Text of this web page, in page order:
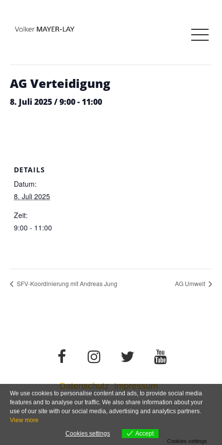
« Alle Veranstaltungen
AG Verteidigung
8. Juli 2025 / 9:00-11:00
DETAILS
Datum:
8. Juli 2025
Zeit:
9:00 - 11:00
SFV-Koordinierung mit Andreas Jung AG Umwelt
Datenschutz Impressum
We use cookies to personalise content and ads, to provide social media
features and to analyse our traffic. We also share information about your
use of our site with our social media, advertising and analytics partners.
View more
Cookies settings
Accept
Cookies settings